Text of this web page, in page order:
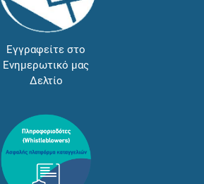
Εγγραφείτε στο
Ενημερωτικό μας
Δελτίο